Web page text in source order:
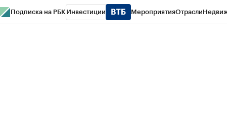
Подписка на РБК Инвестиции МероприятияОтрасли